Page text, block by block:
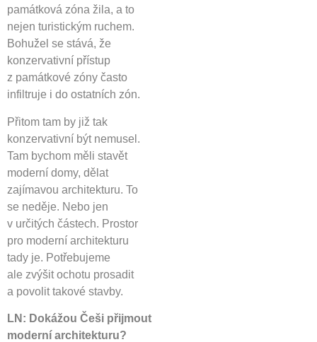
památková zóna žila, a to
nejen turistickým ruchem.
Bohužel se stává, že
konzervativní přístup
z památkové zóny často
infiltruje i do ostatních zón.
Přitom tam by již tak
konzervativní být nemusel.
Tam bychom měli stavět
moderní domy, dělat
zajímavou architekturu. To
se neděje. Nebo jen
v určitých částech. Prostor
pro moderní architekturu
tady je. Potřebujeme
ale zvýšit ochotu prosadit
a povolit takové stavby.
LN: Dokážou Češi přijmout
moderní architekturu?